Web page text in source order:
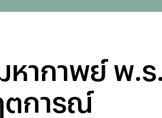
ากาพย์ พ.
ตการณ์